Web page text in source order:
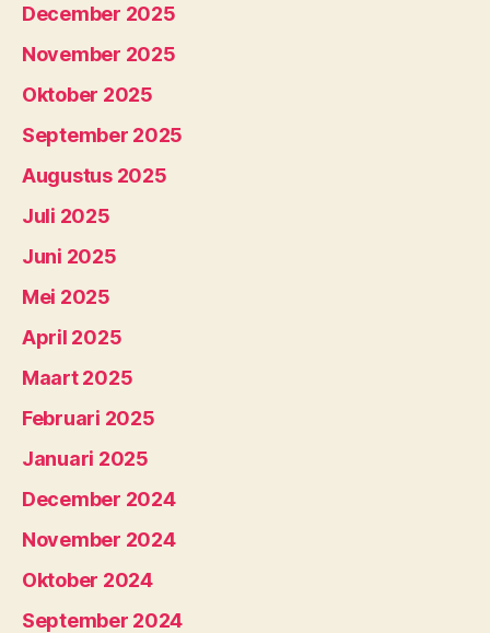
December 2025
November 2025
Oktober 2025
September 2025
Augustus 2025
Juli 2025
Juni 2025
Mei 2025
April 2025
Maart 2025
Februari 2025
Januari 2025
December 2024
November 2024
Oktober 2024
September 2024